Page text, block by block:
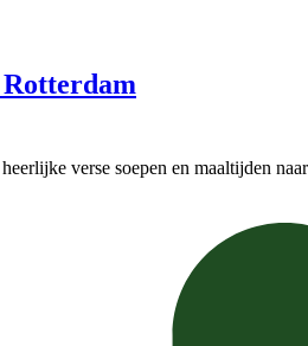
Rotterdam
verse soepen en maaltijden